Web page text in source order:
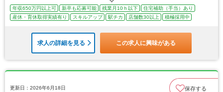
年収650万円以上可 新卒も応募可能 残業月10ｈ以下
住宅補助（手当）あり
産休・育休取得実績有り
スキルアップ 駅チカ 店舗数30以上 積極採用中
求人の詳細を見る この求人に興味がある
更新日：2026年6月18日 保存する